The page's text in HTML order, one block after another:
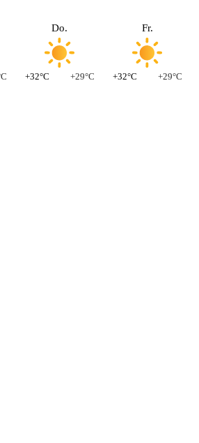
Do.
+32°C +29°C
Fr.
+32°C +29°C